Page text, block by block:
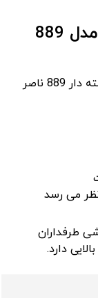
صندلی پلاستیکی دسته ‌دار مدل 889
اگر به دنبال راحتی بیشتر هستید، مدل دسته ‌دار 889 ناصر
می ‌رسد
طرفداران
دارد.